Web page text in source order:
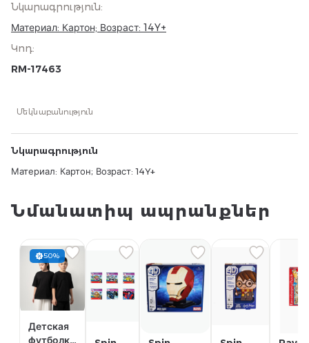
Նկարագրություն:
Материал: Картон; Возраст: 14Y+
Կոդ:
RM-17463
Մեկնաբանություն
Նկարագրություն
Материал: Картон; Возраст: 14Y+
Նմանատիպ ապրանքներ
50%
Детская
футболка